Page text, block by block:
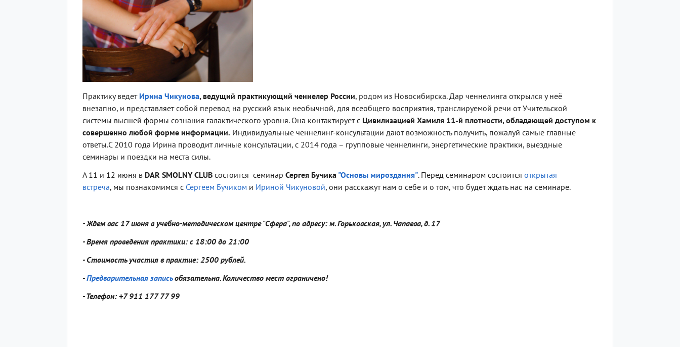
Практику ведет Ирина Чикунова, ведущий практикующий ченнелер России, родом из Новосибирска. Дар ченнелинга открылся у неё
внезапно, и представляет собой перевод на русский язык необычной, для всеобщего восприятия, транслируемой речи от Учительской
системы высшей формы сознания галактического уровня. Она контактирует с Цивилизацией Хамиля 11-й плотности, обладающей доступом к
совершенно любой форме информации. Индивидуальные ченнелинг-консультации дают возможность получить, пожалуй самые главные
ответы.С 2010 года Ирина проводит личные консультации, с 2014 года – групповые ченнелинги, энергетические практики, выездные
семинары и поездки на места силы.
А 11 и 12 июня в DAR SMOLNY CLUB состоится семинар Сергея Бучика "Основы мироздания". Перед семинаром состоится открытая
встреча, мы познакомимся с Сергеем Бучиком и Ириной Чикуновой, они расскажут нам о себе и о том, что будет ждать нас на семинаре.
- Ждем вас 17 июня в учебно-методическом центре "Сфера", по адресу: м. Горьковская, ул. Чапаева, д. 17
- Время проведения практики: с 18:00 до 21:00
- Стоимость участия в практие: 2500 рублей.
-Предварительная записьобязательна. Количество мест ограничено!
- Телефон: +7 911 177 77 99